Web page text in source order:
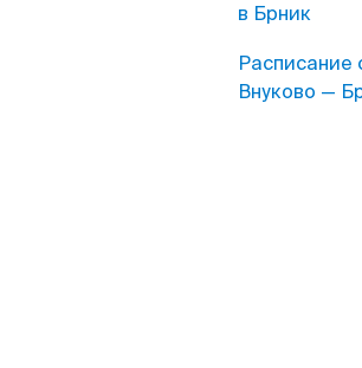
в Брник
Расписание
Внуково —